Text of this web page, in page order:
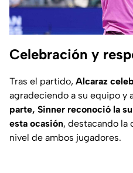
Celebración y
Tras el partido, Alcaraz
agradeciendo a su equipo y
parte, Sinner reconoció la
esta ocasión, destacando la
nivel de ambos jugadores.